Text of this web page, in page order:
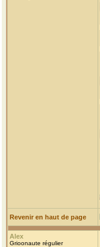
Revenir en haut de page
Alex
Grioonaute régulier